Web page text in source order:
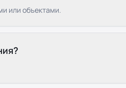
или объектами.